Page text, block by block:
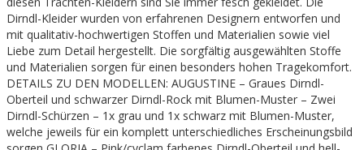
Dirndl-Kleider wurden von erfahrenen Designern entworfen und
mit qualitativ-hochwertigen Stoffen und Materialien sowie viel
Liebe zum Detail hergestellt. Die sorgfältig ausgewählten Stoffe
und Materialien sorgen für einen besonders hohen Tragekomfort.
DETAILS ZU DEN MODELLEN: AUGUSTINE – Graues Dirndl-
Oberteil und schwarzer Dirndl-Rock mit Blumen-Muster – Zwei
Dirndl-Schürzen – 1x grau und 1x schwarz mit Blumen-Muster,
welche jeweils für ein komplett unterschiedliches Erscheinungsbild